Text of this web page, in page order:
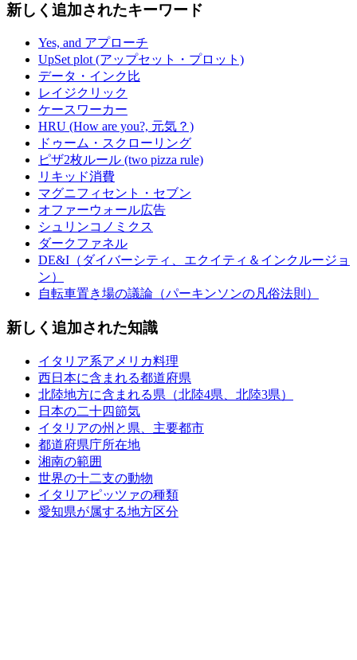
新しく追加されたキーワード
Yes, and アプローチ
UpSet plot (アップセット・プロット)
データ・インク比
レイジクリック
ケースワーカー
HRU (How are you?, 元気？)
ドゥーム・スクローリング
ピザ2枚ルール (two pizza rule)
リキッド消費
マグニフィセント・セブン
オファーウォール広告
シュリンコノミクス
ダークファネル
DE&I（ダイバーシティ、エクイティ＆インクルージョ
ン）
自転車置き場の議論（パーキンソンの凡俗法則）
新しく追加された知識
イタリア系アメリカ料理
西日本に含まれる都道府県
北陸地方に含まれる県（北陸4県、北陸3県）
日本の二十四節気
イタリアの州と県、主要都市
都道府県庁所在地
湘南の範囲
世界の十二支の動物
イタリアピッツァの種類
愛知県が属する地方区分